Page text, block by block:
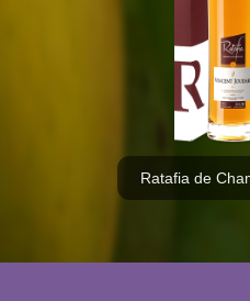
Ratafia de